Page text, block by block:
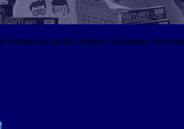
private non-profit Online-Community. Wer